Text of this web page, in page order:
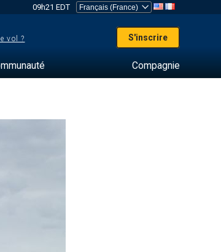
09h21 EDT
vol ? S'inscrire
Compagnie